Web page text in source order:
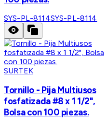
SYS-PL-8114SYS-PL-8114
SURTEK
Tornillo - Pija Multiusos
fosfatizada #8 x 1 1/2",
Bolsa con 100 piezas.